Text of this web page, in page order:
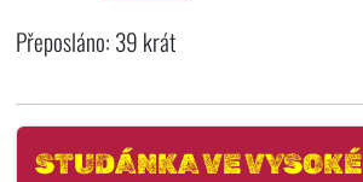
Přeposláno: 39 krát
STUDÁNKA VE VYSOKÉ